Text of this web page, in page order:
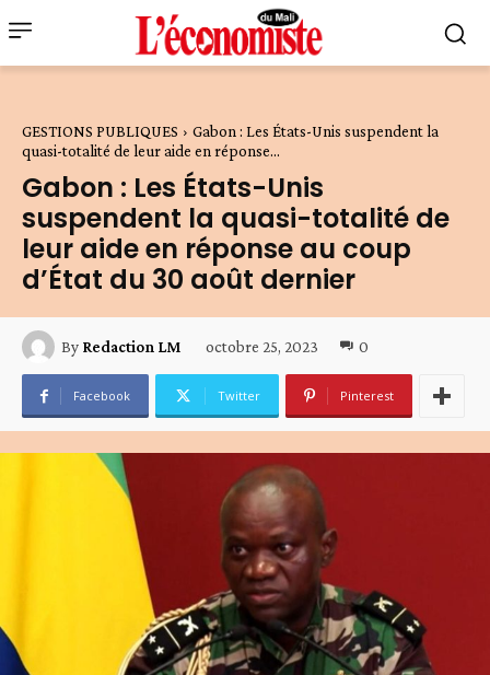
GESTIONS PUBLIQUES
Gabon : Les États-Unis suspendent la
quasi-totalité de leur aide en réponse...
Gabon : Les États-Unis
suspendent la quasi-totalité de
leur aide en réponse au coup
d’État du 30 août dernier
By Redaction LM octobre 25, 2023 0
Facebook Twitter Pinterest